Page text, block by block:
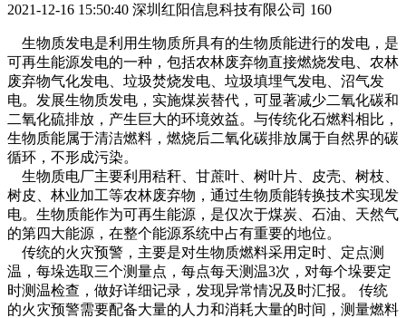
2021-12-16 15:50:40 深圳红阳信息科技有限公司 160
生物质发电是利用生物质所具有的生物质能进行的发电，是
可再生能源发电的一种，包括农林废弃物直接燃烧发电、农林
废弃物气化发电、垃圾焚烧发电、垃圾填埋气发电、沼气发
电。发展生物质发电，实施煤炭替代，可显著减少二氧化碳和
二氧化硫排放，产生巨大的环境效益。与传统化石燃料相比，
生物质能属于清洁燃料，燃烧后二氧化碳排放属于自然界的碳
循环，不形成污染。
生物质电厂主要利用秸秆、甘蔗叶、树叶片、皮壳、树枝、
树皮、林业加工等农林废弃物，通过生物质能转换技术实现发
电。生物质能作为可再生能源，是仅次于煤炭、石油、天然气
的第四大能源，在整个能源系统中占有重要的地位。
传统的火灾预警，主要是对生物质燃料采用定时、定点测
温，每垛选取三个测量点，每点每天测温3次，对每个垛要定
时测温检查，做好详细记录，发现异常情况及时汇报。 传统
的火灾预警需要配备大量的人力和消耗大量的时间，测量燃料